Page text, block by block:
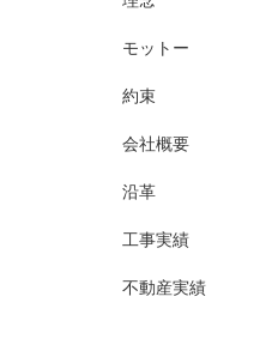
モットー
約束
会社概要
沿革
工事実績
不動産実績